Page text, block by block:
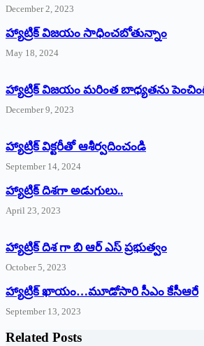
December 2, 2023
హ్యాట్రిక్‌ విజయం సాధించబోతున్నాం
May 18, 2024
హ్యాట్రిక్ విజయం మరింత బాధ్యతను
December 9, 2023
హ్యాట్రిక్‌ ‌విక్టరీతో ఆశీర్వదించండి
September 14, 2024
‌హ్యాట్రిక్‌ ‌దిశగా అడుగులు..
April 23, 2023
హ్యాట్రిక్ దిశ గా బి ఆర్ ఎస్ ప్రభుత్వం
October 5, 2023
హ్యాట్రిక్‌ ‌ఖాయం…మూడోసారి సీఎం కేసీఆరే
September 13, 2023
Related Posts